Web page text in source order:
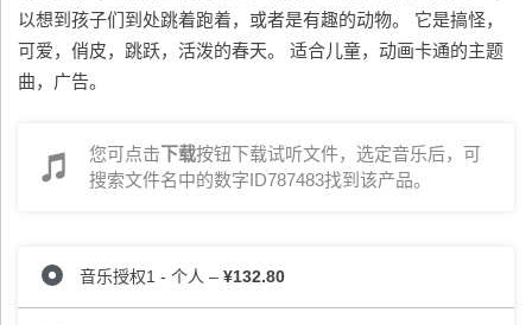
以想到孩子们到处跳着跑着，或者是有趣的动物。 它是搞怪，
可爱，俏皮，跳跃，活泼的春天。 适合儿童，动画卡通的主题
曲，广告。
您可点击下载按钮下载试听文件，选定音乐后，可
搜索文件名中的数字ID787483找到该产品。
音乐授权1 - 个人 – ¥132.80